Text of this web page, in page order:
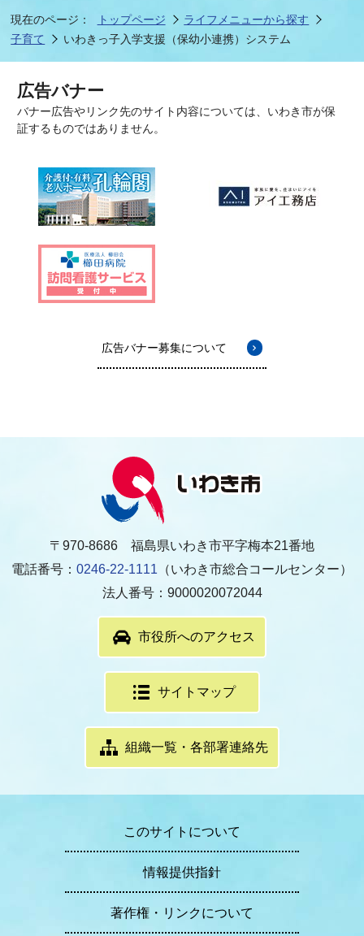
現在のページ： トップページ
ライフメニューから探す
子育て
いわきっ子入学支援（保幼小連携）システム
広告バナー
バナー広告やリンク先のサイト内容については、いわき市が保
証するものではありません。
広告バナー募集について
〒970-8686 福島県いわき市平字梅本21番地
電話番号： 0246-22-1111 （いわき市総合コールセンター）
法人番号：9000020072044
市役所へのアクセス
サイトマップ
組織一覧・各部署連絡先
このサイトについて
情報提供指針
著作権・リンクについて